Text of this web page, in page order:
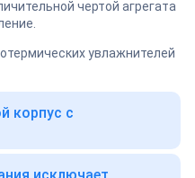
чертой агрегата
увлажнителей
корпус с